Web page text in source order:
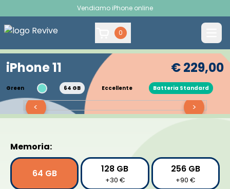
Vendiamo iPhone online
0
iPhone 11 € 229,00
Green 64 GB Eccellente Batteria Standard
>
<
Memoria:
64 GB 128 GB
+30 €
256 GB
+90 €